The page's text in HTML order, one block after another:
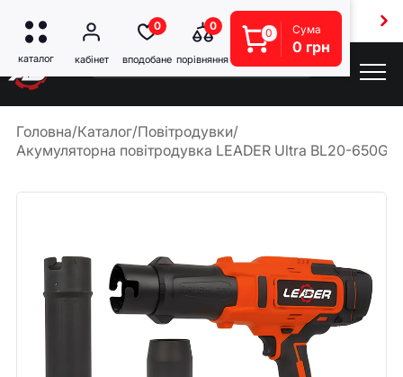
Безкоштовна доставка від 5000 грн
0 0
0 Сума
0 грн
Головна/Каталог/Повітродувки/
Акумуляторна повітродувка LEADER Ultra BL20-650GU